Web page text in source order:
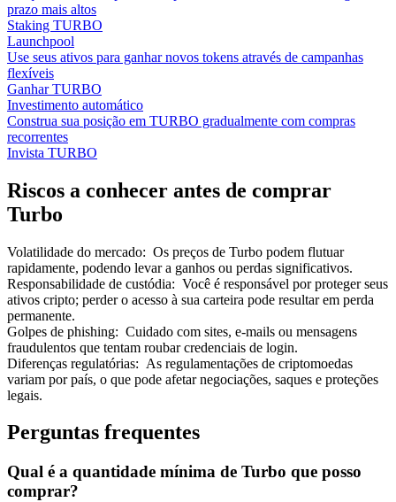
prazo mais altos
Staking TURBO
Launchpool
Use seus ativos para ganhar novos tokens através de campanhas
flexíveis
Ganhar TURBO
Investimento automático
Construa sua posição em TURBO gradualmente com compras
recorrentes
Invista TURBO
Riscos a conhecer antes de comprar
Turbo
Volatilidade do mercado: Os preços de Turbo podem flutuar
rapidamente, podendo levar a ganhos ou perdas significativos.
Responsabilidade de custódia: Você é responsável por proteger seus
ativos cripto; perder o acesso à sua carteira pode resultar em perda
permanente.
Golpes de phishing: Cuidado com sites, e-mails ou mensagens
fraudulentos que tentam roubar credenciais de login.
Diferenças regulatórias: As regulamentações de criptomoedas
variam por país, o que pode afetar negociações, saques e proteções
legais.
Perguntas frequentes
Qual é a quantidade mínima de Turbo que posso
comprar?